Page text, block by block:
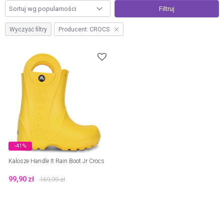
Filtruj
Wyczyść filtry Producent: CROCS
-41%
Kalosze Handle It Rain Boot Jr Crocs
99,90 zł 169,99zł